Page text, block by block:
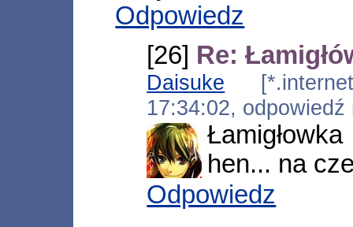
Odpowiedz
[26] Re:
Daisuke
17:34:02,
hen... na
Odpowiedz